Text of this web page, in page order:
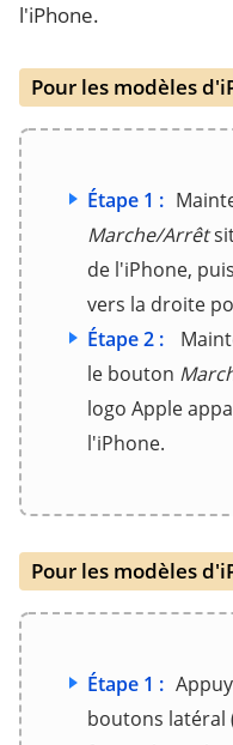
l'iPhone.
Pour les modèles
Étape 1 :
Marche/Arrêt
de l'iPhone,
vers la droite
Étape 2 :
le bouton
logo Apple
l'iPhone.
Pour les modèles
Étape 1 :
boutons latéral